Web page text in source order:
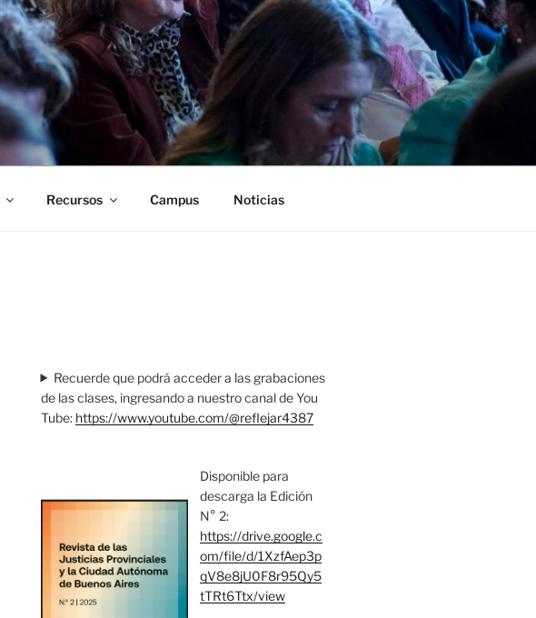
Recursos Campus Noticias
Recuerde que podrá acceder a las grabaciones
de las clases, ingresando a nuestro canal de You
Tube: https://www.youtube.com/@reflejar4387
Disponible para
descarga la Edición
N° 2:
https://drive.google.c
om/file/d/1XzfAep3p
qV8e8jU0F8r95Qy5
tTRt6Ttx/view